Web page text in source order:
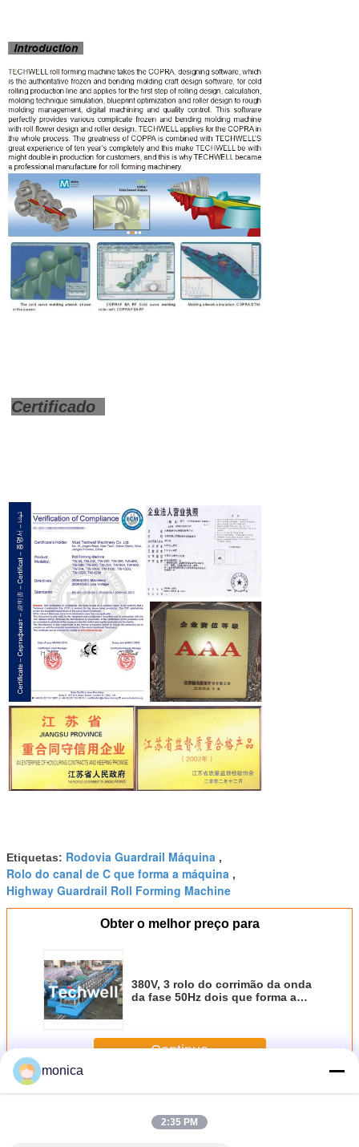
Certificado
Etiquetas: Rodovia Guardrail Máquina ,
Rolo do canal de C que forma a máquina ,
Highway Guardrail Roll Forming Machine
Obter o melhor preço para
380V, 3 rolo do corrimão da onda
da fase 50Hz dois que forma a
Continue
MaisGuardrail prensagem da máquina
monica
2:35 PM